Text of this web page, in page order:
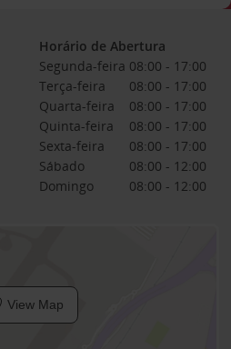
Horário de Abertura
Segunda-feira 08:00 - 17:00
Terça-feira
08:00 - 17:00
Quarta-feira
08:00 - 17:00
Quinta-feira
08:00 - 17:00
Sexta-feira
08:00 - 17:00
Sábado
08:00 - 12:00
Domingo
08:00 - 12:00
View Map